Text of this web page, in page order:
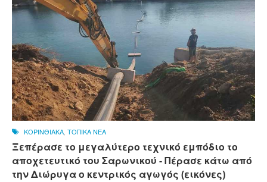
ΚΟΡΙΝΘΙΑΚΑ, ΤΟΠΙΚΑ ΝΕΑ
Ξεπέρασε το μεγαλύτερο τεχνικό εμπόδιο το
αποχετευτικό του Σαρωνικού - Πέρασε κάτω από
την Διώρυγα ο κεντρικός αγωγός (εικόνες)